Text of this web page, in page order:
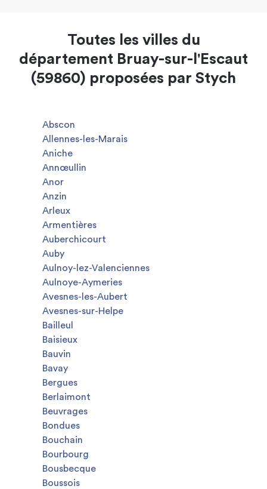
Toutes les villes du
département Bruay-sur-l'Escaut
(59860) proposées par Stych
Abscon
Allennes-les-Marais
Aniche
Annœullin
Anor
Anzin
Arleux
Armentières
Auberchicourt
Auby
Aulnoy-lez-Valenciennes
Aulnoye-Aymeries
Avesnes-les-Aubert
Avesnes-sur-Helpe
Bailleul
Baisieux
Bauvin
Bavay
Bergues
Berlaimont
Beuvrages
Bondues
Bouchain
Bourbourg
Bousbecque
Boussois